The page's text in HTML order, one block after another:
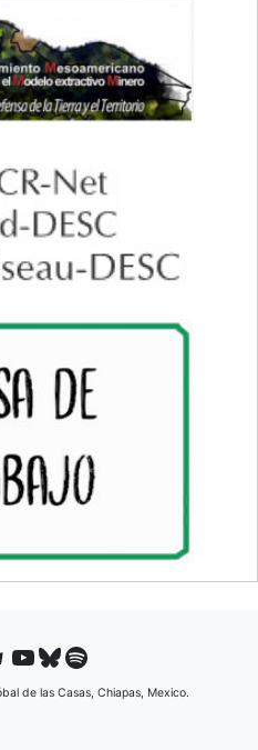
YouTube Bluesky Spotify
de las Casas, Chiapas, Mexico.